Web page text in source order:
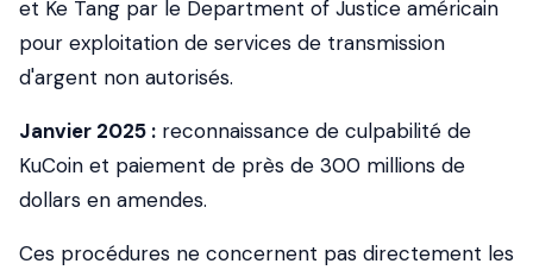
et Ke Tang par le Department of Justice américain
pour exploitation de services de transmission
d'argent non autorisés.
Janvier 2025 : reconnaissance de culpabilité de
KuCoin et paiement de près de 300 millions de
dollars en amendes.
Ces procédures ne concernent pas directement les